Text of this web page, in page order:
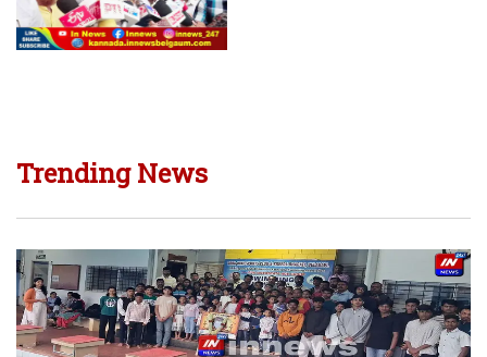
Trending News